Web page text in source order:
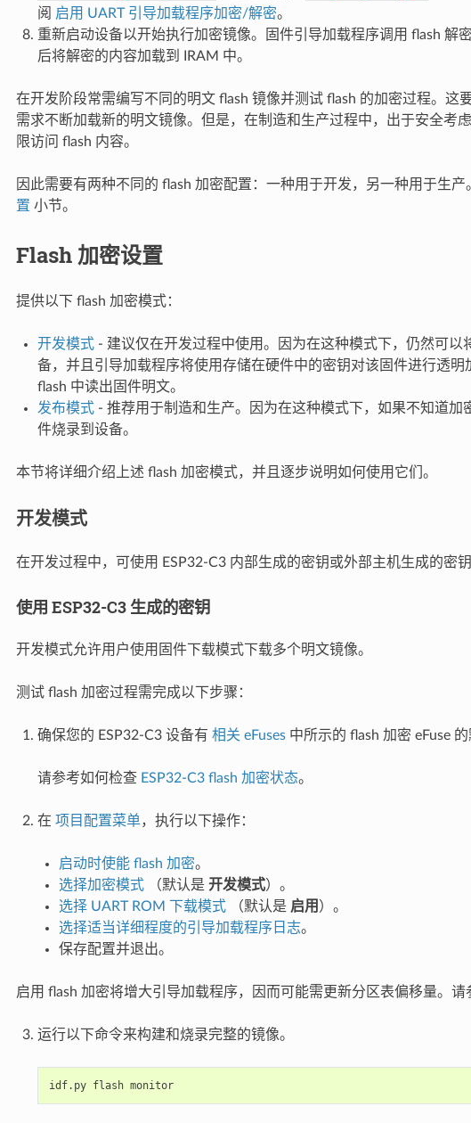
阅 启用 UART 引导加载程序加密/解密。
重新启动设备以开始执行加密镜像。固件引导加载程序调用 flash 解
后将解密的内容加载到 IRAM 中。
在开发阶段常需编写不同的明文 flash 镜像并测试 flash 的加密过程。这
需求不断加载新的明文镜像。但是，在制造和生产过程中，出于安全考
限访问 flash 内容。
因此需要有两种不同的 flash 加密配置：一种用于开发，另一种用于生产
置 小节。
Flash 加密设置
提供以下 flash 加密模式：
开发模式- 建议仅在开发过程中使用。因为在这种模式下，仍然可以
备，并且引导加载程序将使用存储在硬件中的密钥对该固件进行透明
flash 中读出固件明文。
发布模式- 推荐用于制造和生产。因为在这种模式下，如果不知道加
件烧录到设备。
本节将详细介绍上述 flash 加密模式，并且逐步说明如何使用它们。
开发模式
在开发过程中，可使用 ESP32-C3 内部生成的密钥或外部主机生成的密钥
使用 ESP32-C3 生成的密钥
开发模式允许用户使用固件下载模式下载多个明文镜像。
测试 flash 加密过程需完成以下步骤：
确保您的 ESP32-C3 设备有 相关 eFuses中所示的 flash 加密 eFuse 的
请参考如何检查 ESP32-C3 flash 加密状态。
在 项目配置菜单，执行以下操作：
启动时使能 flash 加密。
选择加密模式（默认是 开发模式）。
选择 UART ROM 下载模式（默认是 启用 ）。
选择适当详细程度的引导加载程序日志。
保存配置并退出。
启用 flash 加密将增大引导加载程序，因而可能需更新分区表偏移量。请
运行以下命令来构建和烧录完整的镜像。
idf.py flash monitor